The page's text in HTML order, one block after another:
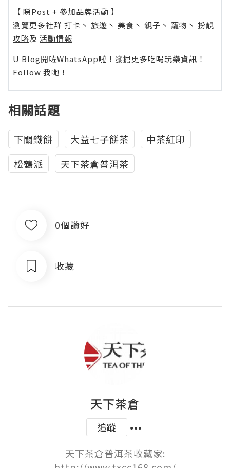
【 睇Post + 參加品牌活動 】
瀏覽更多社群 打卡 丶 旅遊 丶 美食 丶 親子 丶 寵物 丶 扮靚
攻略及 活動情報
U Blog開咗WhatsApp啦！發掘更多吃喝玩樂資訊！
Follow 我哋 ！
相關話題
下關鐵餅 大益七子餅茶
中茶紅印
松鶴派
天下茶倉普洱茶
0個讚好
收藏
天下茶倉
追蹤
天下茶倉普洱茶收藏家: